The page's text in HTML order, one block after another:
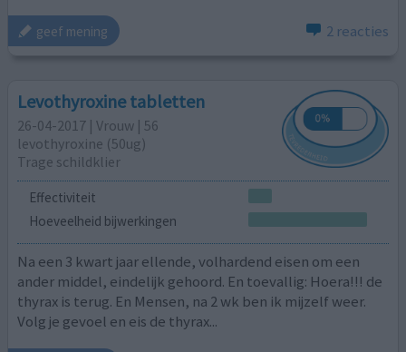
geef mening 2 reacties
Levothyroxine tabletten
26-04-2017 | Vrouw | 56
levothyroxine (50ug)
Trage schildklier
Effectiviteit
Hoeveelheid bijwerkingen
Na een 3 kwart jaar ellende, volhardend eisen om een
ander middel, eindelijk gehoord. En toevallig: Hoera!!! de
thyrax is terug. En Mensen, na 2 wk ben ik mijzelf weer.
Volg je gevoel en eis de thyrax...